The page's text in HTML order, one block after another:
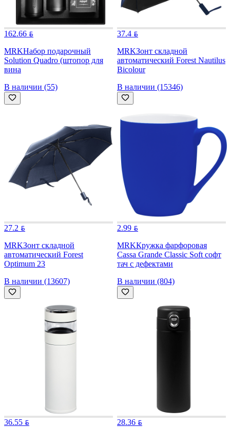
162.66
MRKНабор подарочный
Solution Quadro (штопор для
вина
В наличии (55)
37.4
MRKЗонт складной
автоматический Forest Nautilus
Bicolour
В наличии (15346)
27.2
MRKЗонт складной
автоматический Forest
Optimum 23
В наличии (13607)
2.99
MRKКружка фарфоровая
Cassa Grande Сlassic Soft софт
тач с дефектами
В наличии (804)
36.55
28.36